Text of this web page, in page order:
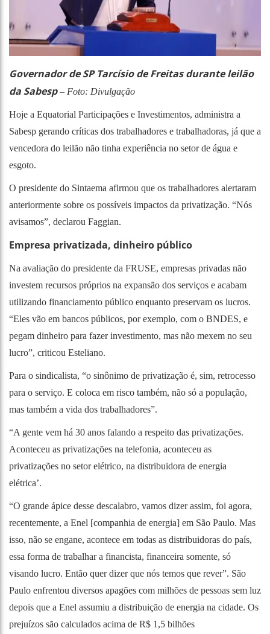
Governador de SP Tarcísio de Freitas durante leilão
da Sabesp– Foto: Divulgação
Hoje a Equatorial Participações e Investimentos, administra a
Sabesp gerando críticas dos trabalhadores e trabalhadoras, já que a
vencedora do leilão não tinha experiência no setor de água e
esgoto.
O presidente do Sintaema afirmou que os trabalhadores alertaram
anteriormente sobre os possíveis impactos da privatização. “Nós
avisamos”, declarou Faggian.
Empresa privatizada, dinheiro público
Na avaliação do presidente da FRUSE, empresas privadas não
investem recursos próprios na expansão dos serviços e acabam
utilizando financiamento público enquanto preservam os lucros.
“Eles vão em bancos públicos, por exemplo, com o BNDES, e
pegam dinheiro para fazer investimento, mas não mexem no seu
lucro”, criticou Esteliano.
Para o sindicalista, “o sinônimo de privatização é, sim, retrocesso
para o serviço. E coloca em risco também, não só a população,
mas também a vida dos trabalhadores”.
“A gente vem há 30 anos falando a respeito das privatizações.
Aconteceu as privatizações na telefonia, aconteceu as
privatizações no setor elétrico, na distribuidora de energia
elétrica’.
“O grande ápice desse descalabro, vamos dizer assim, foi agora,
recentemente, a Enel [companhia de energia] em São Paulo. Mas
isso, não se engane, acontece em todas as distribuidoras do país,
essa forma de trabalhar a financista, financeira somente, só
visando lucro. Então quer dizer que nós temos que rever”. São
Paulo enfrentou diversos apagões com milhões de pessoas sem luz
depois que a Enel assumiu a distribuição de energia na cidade. Os
prejuízos são calculados acima de R$ 1,5 bilhões